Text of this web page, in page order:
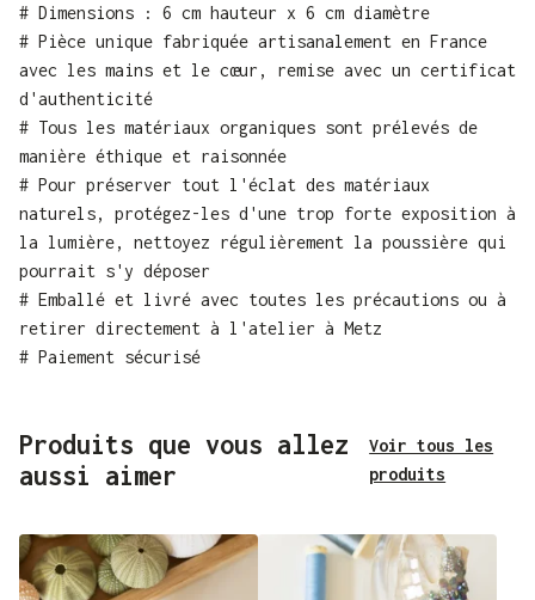
# Dimensions : 6 cm hauteur x 6 cm diamètre
# Pièce unique fabriquée artisanalement en France
avec les mains et le cœur, remise avec un certificat
d'authenticité
# Tous les matériaux organiques sont prélevés de
manière éthique et raisonnée
# Pour préserver tout l'éclat des matériaux
naturels, protégez-les d'une trop forte exposition à
la lumière, nettoyez régulièrement la poussière qui
pourrait s'y déposer
# Emballé et livré avec toutes les précautions ou à
retirer directement à l'atelier à Metz
# Paiement sécurisé
Produits que vous allez
aussi aimer
Voir tous les
produits